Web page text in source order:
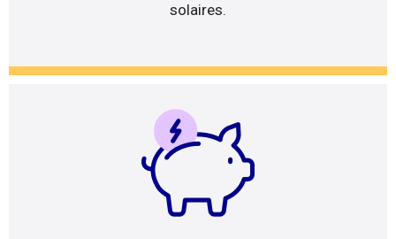
solaires.